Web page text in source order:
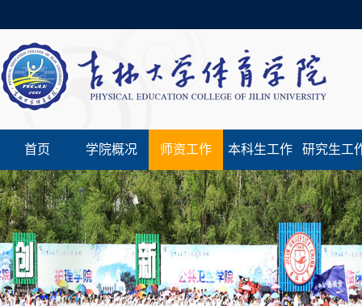
首页 学院概况 师资工作 本科生工作 研究生工